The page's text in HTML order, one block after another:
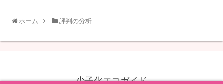
ホーム 評判の分析
少子化エコガイド